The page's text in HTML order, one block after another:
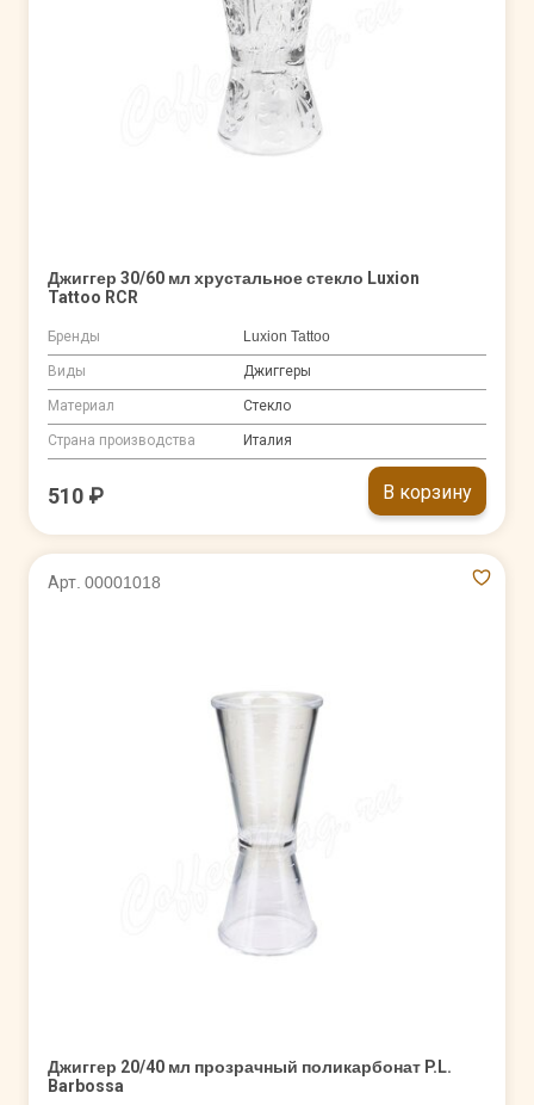
Джиггер 30/60 мл хрустальное стекло Luxion
Tattoo RCR
Бренды Luxion Tattoo
Виды Джиггеры
Материал Стекло
Страна производства Италия
510 ₽ В корзину
Арт. 00001018
Джиггер 20/40 мл прозрачный поликарбонат P.L.
Barbossa